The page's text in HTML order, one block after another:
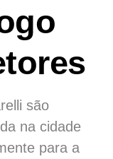
são
na cidade
para a